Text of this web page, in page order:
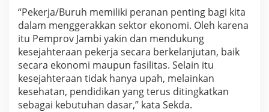
“Pekerja/Buruh memiliki peranan penting bagi kita
dalam menggerakkan sektor ekonomi. Oleh karena
itu Pemprov Jambi yakin dan mendukung
kesejahteraan pekerja secara berkelanjutan, baik
secara ekonomi maupun fasilitas. Selain itu
kesejahteraan tidak hanya upah, melainkan
kesehatan, pendidikan yang terus ditingkatkan
sebagai kebutuhan dasar,” kata Sekda.